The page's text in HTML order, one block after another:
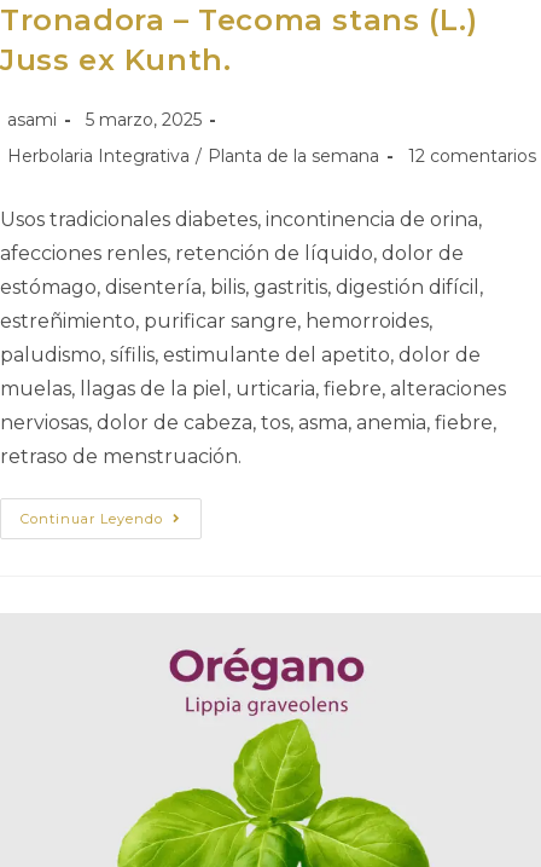
Tronadora – Tecoma stans (L.)
Juss ex Kunth.
asami
5 marzo, 2025
Herbolaria Integrativa / Planta de la semana 12 comentarios
Usos tradicionales diabetes, incontinencia de orina,
afecciones renles, retención de líquido, dolor de
estómago, disentería, bilis, gastritis, digestión difícil,
estreñimiento, purificar sangre, hemorroides,
paludismo, sífilis, estimulante del apetito, dolor de
muelas, llagas de la piel, urticaria, fiebre, alteraciones
nerviosas, dolor de cabeza, tos, asma, anemia, fiebre,
retraso de menstruación.
Continuar Leyendo